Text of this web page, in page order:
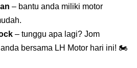
– bantu anda miliki motor
– tunggu apa lagi? Jom
bersama LH Motor hari ini! 🏍️